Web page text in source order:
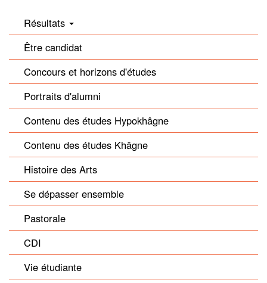
Résultats
Être candidat
Concours et horizons d'études
Portraits d'alumni
Contenu des études Hypokhâgne
Contenu des études Khâgne
Histoire des Arts
Se dépasser ensemble
Pastorale
CDI
Vie étudiante